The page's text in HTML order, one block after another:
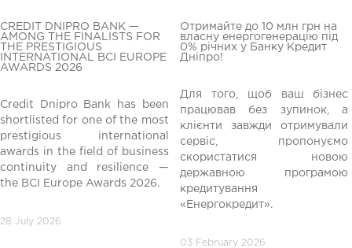
CREDIT DNIPRO BANK —
AMONG THE FINALISTS FOR
THE PRESTIGIOUS
INTERNATIONAL BCI EUROPE
AWARDS 2026
Credit Dnipro Bank has been
shortlisted for one of the most
prestigious international
awards in the field of business
continuity and resilience —
the BCI Europe Awards 2026.
28 July 2026
Отримайте до 10 млн грн на
власну енергогенерацію під
0% річних у Банку Кредит
Дніпро!
Для того, щоб ваш бізнес
працював без зупинок, а
клієнти завжди отримували
сервіс, пропонуємо
скористатися новою
державною програмою
кредитування
«Енергокредит».
03 February 2026